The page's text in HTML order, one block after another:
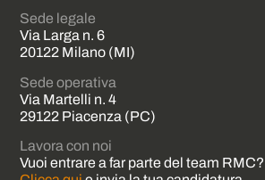
Sede legale
Via Larga n. 6
20122 Milano (MI)
Sede operativa
Via Martelli n. 4
29122 Piacenza (PC)
Lavora con noi
Vuoi entrare a far parte del team RMC?